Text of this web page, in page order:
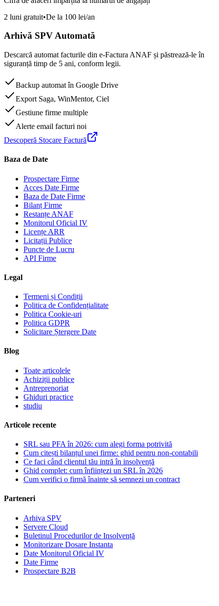
2 luni gratuit•De la 100 lei/an
Arhivă SPV Automată
Descarcă automat facturile din e-Factura ANAF și păstrează-le în
siguranță timp de 5 ani, conform legii.
Backup automat în Google Drive
Export Saga, WinMentor, Ciel
Gestiune firme multiple
Alerte email facturi noi
Descoperă Stocare Factură
Baza de Date
Prospectare Firme
Acces Date Firme
Baza de Date Firme
Bilanț Firme
Restanțe ANAF
Monitorul Oficial IV
Licențe ARR
Licitații Publice
Puncte de Lucru
API Firme
Legal
Termeni și Condiții
Politica de Confidențialitate
Politica Cookie-uri
Politica GDPR
Solicitare Ștergere Date
Blog
Toate articolele
Achiziții publice
Antreprenoriat
Ghiduri practice
studiu
Articole recente
SRL sau PFA în 2026: cum alegi forma potrivită
Cum citești bilanțul unei firme: ghid pentru non-contabili
Ce faci când clientul tău intră în insolvență
Ghid complet: cum înființezi un SRL în 2026
Cum verifici o firmă înainte să semnezi un contract
Parteneri
Arhiva SPV
Servere Cloud
Buletinul Procedurilor de Insolvență
Monitorizare Dosare Instanta
Date Monitorul Oficial IV
Date Firme
Prospectare B2B